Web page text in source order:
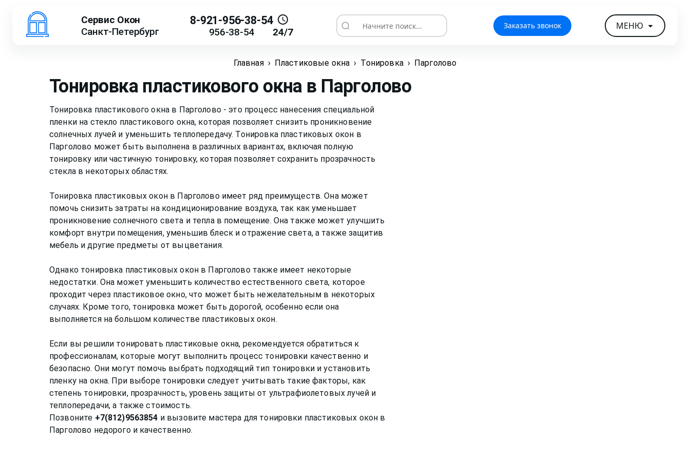
Сервис Окон
Санкт-Петербург
8-921-956-38-54
956-38-54 24/7 Начните поиск... Заказать звонок МЕНЮ
Главная › Пластиковые окна › Тонировка › Парголово
Тонировка пластикового окна в Парголово
Тонировка пластикового окна в Парголово - это процесс нанесения специальной
пленки на стекло пластикового окна, которая позволяет снизить проникновение
солнечных лучей и уменьшить теплопередачу. Тонировка пластиковых окон в
Парголово может быть выполнена в различных вариантах, включая полную
тонировку или частичную тонировку, которая позволяет сохранить прозрачность
стекла в некоторых областях.
Тонировка пластиковых окон в Парголово имеет ряд преимуществ. Она может
помочь снизить затраты на кондиционирование воздуха, так как уменьшает
проникновение солнечного света и тепла в помещение. Она также может улучшить
комфорт внутри помещения, уменьшив блеск и отражение света, а также защитив
мебель и другие предметы от выцветания.
Однако тонировка пластиковых окон в Парголово также имеет некоторые
недостатки. Она может уменьшить количество естественного света, которое
проходит через пластиковое окно, что может быть нежелательным в некоторых
случаях. Кроме того, тонировка может быть дорогой, особенно если она
выполняется на большом количестве пластиковых окон.
Если вы решили тонировать пластиковые окна, рекомендуется обратиться к
профессионалам, которые могут выполнить процесс тонировки качественно и
безопасно. Они могут помочь выбрать подходящий тип тонировки и установить
пленку на окна. При выборе тонировки следует учитывать такие факторы, как
степень тонировки, прозрачность, уровень защиты от ультрафиолетовых лучей и
теплопередачи, а также стоимость.
Позвоните +7(812)9563854 и вызовите мастера для тонировки пластиковых окон в